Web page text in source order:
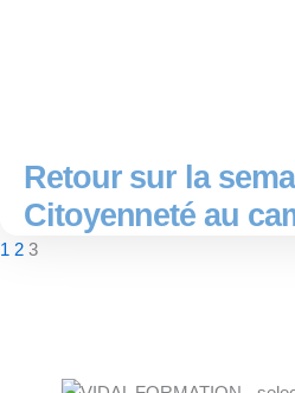
Retour sur la
Citoyenneté au
1 2 3